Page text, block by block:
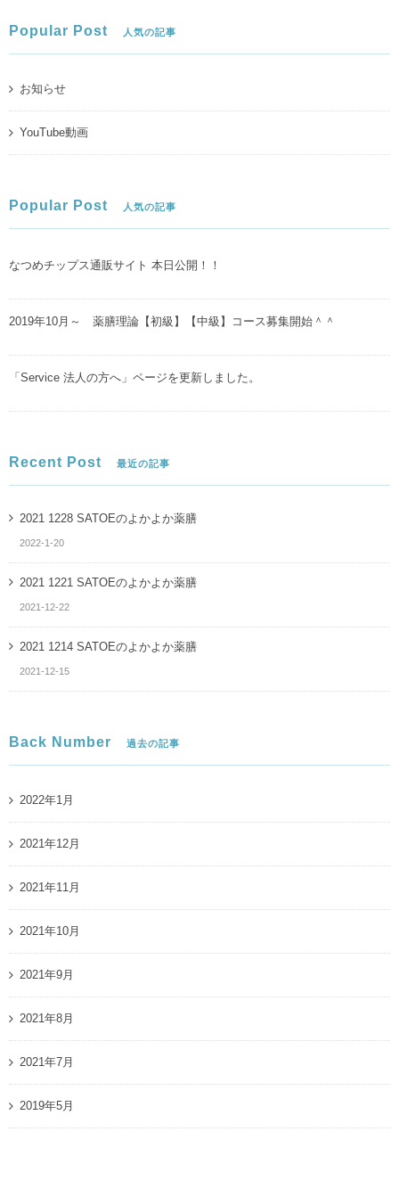
Popular Post 人気の記事
お知らせ
YouTube動画
Popular Post 人気の記事
なつめチップス通販サイト 本日公開！！
2019年10月～ 薬膳理論【初級】【中級】コース募集開始＾＾
「Service 法人の方へ」ページを更新しました。
Recent Post 最近の記事
2021 1228 SATOEのよかよか薬膳
2022-1-20
2021 1221 SATOEのよかよか薬膳
2021-12-22
2021 1214 SATOEのよかよか薬膳
2021-12-15
Back Number 過去の記事
2022年1月
2021年12月
2021年11月
2021年10月
2021年9月
2021年8月
2021年7月
2019年5月